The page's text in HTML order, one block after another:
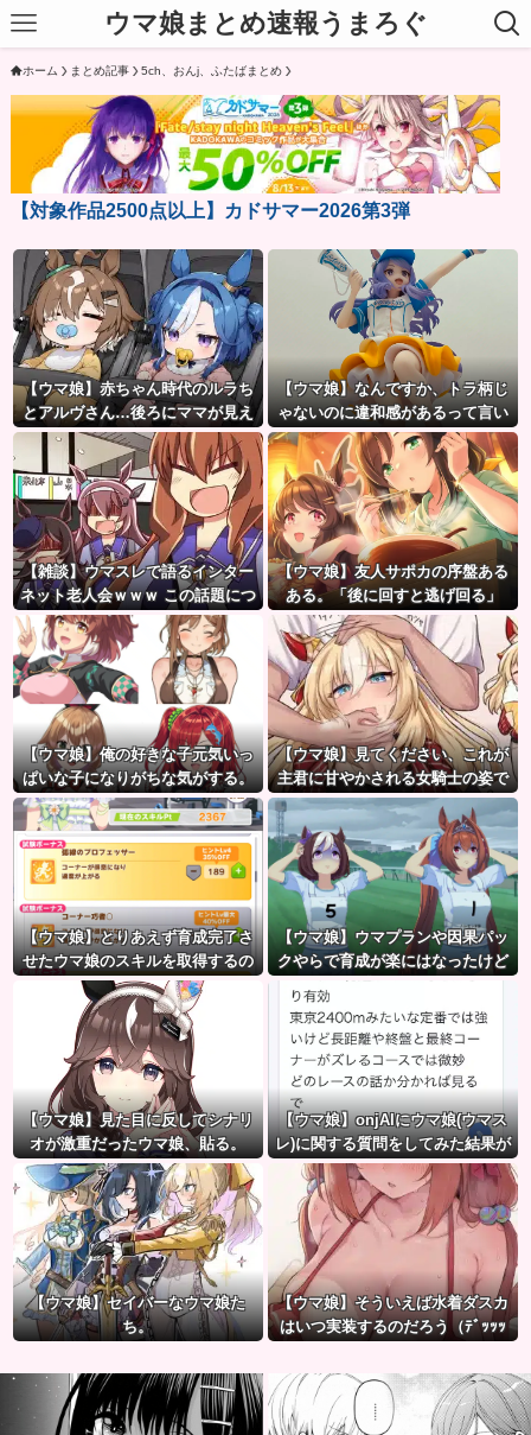
ウマ娘まとめ速報うまろぐ
ホーム まとめ記事 5ch、おんj、ふたばまとめ
【対象作品2500点以上】カドサマー2026第3弾
【ウマ娘】赤ちゃん時代のルラち
とアルヴさん…後ろにママが見え
るな？
【ウマ娘】なんですか、トラ柄じ
ゃないのに違和感があるって言い
たいんですか？
【雑談】ウマスレで語るインター
ネット老人会ｗｗｗ この話題につ
いていけないってマジ…！？
【ウマ娘】友人サポカの序盤ある
ある。「後に回すと逃げ回る」
【ウマ娘】俺の好きな子元気いっ
ぱいな子になりがちな気がする。
←「元気OPPAIの間違いだろ…」
【ウマ娘】見てください、これが
主君に甘やかされる女騎士の姿で
す。
【ウマ娘】とりあえず育成完了さ
せたウマ娘のスキルを取得するの
が面倒…このまま終わらせたろ！
←「実はこれちょっと損してる
ぞ」
【ウマ娘】ウマプランや因果パッ
クやらで育成が楽にはなったけど
ハードルも高くなってるんだ。
【ウマ娘】見た目に反してシナリ
オが激重だったウマ娘、貼る。
【ウマ娘】onjAIにウマ娘(ウマス
レ)に関する質問をしてみた結果が
草ｗｗｗ
【ウマ娘】セイバーなウマ娘た
ち。
【ウマ娘】そういえば水着ダスカ
はいつ実装するのだろう（ﾃﾞｯｯｯ